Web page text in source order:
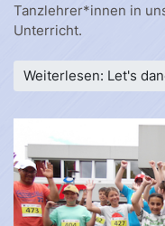
Tanzlehrer*innen in
Unterricht.
Weiterlesen: Let's